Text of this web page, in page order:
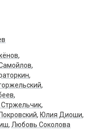
,
,
,
,
,
,
, Юлия Диоши,
, Любовь Соколова